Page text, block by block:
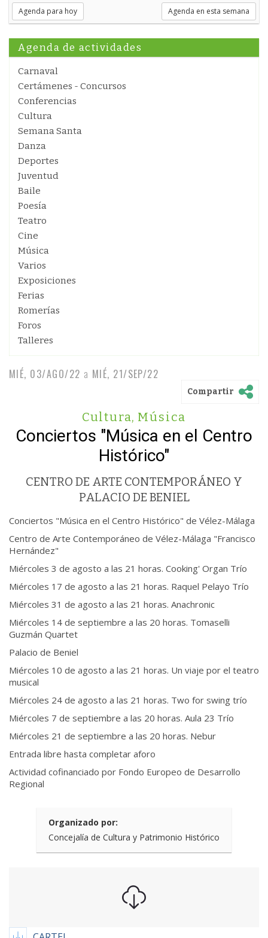
Agenda para hoy Agenda en esta semana
Agenda de actividades
Carnaval
Certámenes - Concursos
Conferencias
Cultura
Semana Santa
Danza
Deportes
Juventud
Baile
Poesía
Teatro
Cine
Música
Varios
Exposiciones
Ferias
Romerías
Foros
Talleres
MIÉ, 03/AGO/22 a MIÉ, 21/SEP/22
Compartir
Cultura, Música
Conciertos "Música en el Centro
Histórico"
CENTRO DE ARTE CONTEMPORÁNEO Y
PALACIO DE BENIEL
Conciertos "Música en el Centro Histórico" de Vélez-Málaga
Centro de Arte Contemporáneo de Vélez-Málaga "Francisco
Hernández"
Miércoles 3 de agosto a las 21 horas. Cooking' Organ Trío
Miércoles 17 de agosto a las 21 horas. Raquel Pelayo Trío
Miércoles 31 de agosto a las 21 horas. Anachronic
Miércoles 14 de septiembre a las 20 horas. Tomaselli
Guzmán Quartet
Palacio de Beniel
Miércoles 10 de agosto a las 21 horas. Un viaje por el teatro
musical
Miércoles 24 de agosto a las 21 horas. Two for swing trío
Miércoles 7 de septiembre a las 20 horas. Aula 23 Trío
Miércoles 21 de septiembre a las 20 horas. Nebur
Entrada libre hasta completar aforo
Actividad cofinanciado por Fondo Europeo de Desarrollo
Regional
Organizado por:
Concejalía de Cultura y Patrimonio Histórico